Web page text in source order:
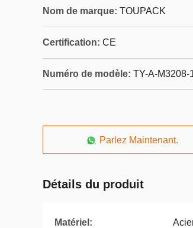
Nom de marque: TOUPACK
Certification: CE
Numéro de modèle: TY-A-M3208-
Parlez Maintenant.
Détails du produit
Matériel: